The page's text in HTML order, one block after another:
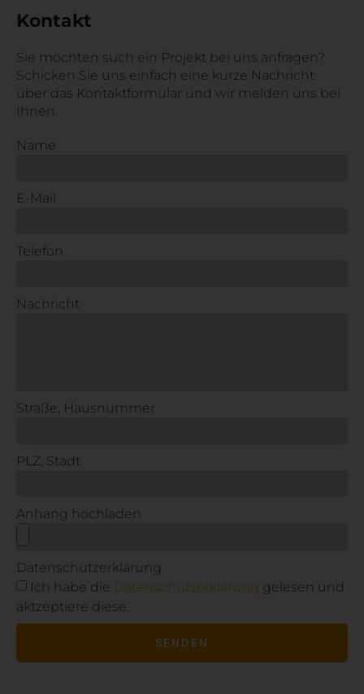
Kontakt
Sie möchten such ein Projekt bei uns anfragen?
Schicken Sie uns einfach eine kurze Nachricht
über das Kontaktformular und wir melden uns bei
Ihnen.
Name
E-Mail
Telefon
Nachricht
Straße, Hausnummer
PLZ, Stadt
Anhang hochladen
Datenschutzerklärung
Ich habe die Datenschutzerklärung gelesen und
aktzeptiere diese.
SENDEN